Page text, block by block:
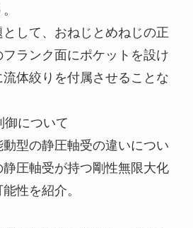
して、おねじとめねじの正
ランク面にポケットを設け
体絞りを付属させることな
御について
型の静圧軸受の違いについ
圧軸受が持つ剛性無限大化
性を紹介。